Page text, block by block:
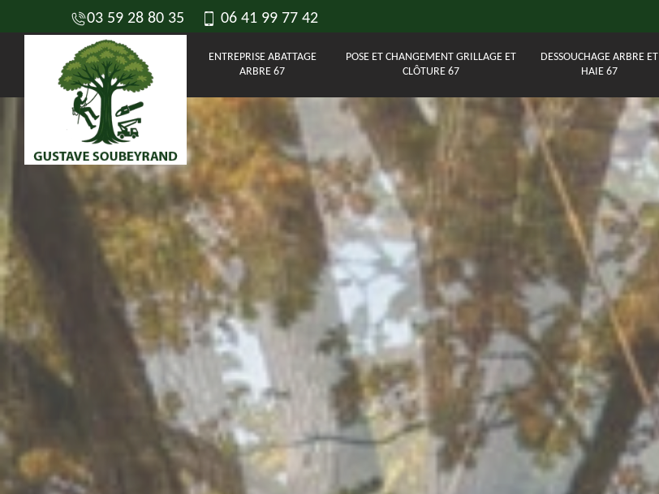
03 59 28 80 35 06 41 99 77 42
ENTREPRISE ABATTAGE
ARBRE 67
POSE ET CHANGEMENT GRILLAGE ET
CLÔTURE 67
DESSOUCHAGE ARBRE ET
HAIE 67